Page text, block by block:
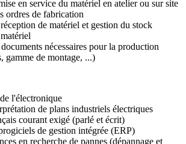
en service du matériel en atelier ou sur site
ordres de fabrication
de matériel et gestion du stock
nécessaires pour la production
gamme de montage, ...)
l'électronique
de plans industriels électriques
courant exigé (parlé et écrit)
de gestion intégrée (ERP)
en recherche de pannes (dépannage et